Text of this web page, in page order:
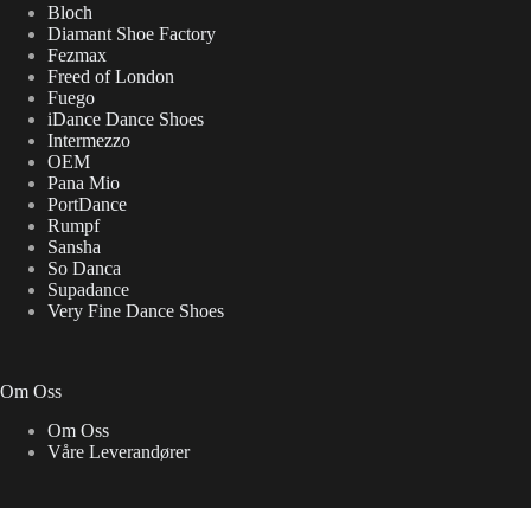
Bloch
Diamant Shoe Factory
Fezmax
Freed of London
Fuego
iDance Dance Shoes
Intermezzo
OEM
Pana Mio
PortDance
Rumpf
Sansha
So Danca
Supadance
Very Fine Dance Shoes
Om Oss
Om Oss
Våre Leverandører